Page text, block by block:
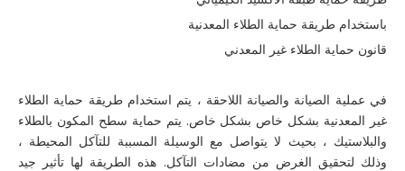
باستخدام طريقة حماية الطلاء المعدنية
قانون حماية الطلاء غير المعدني
في عملية الصيانة والصيانة اللاحقة ، يتم استخدام طريقة حماية الطلاء
غير المعدنية بشكل خاص بشكل خاص. يتم حماية سطح المكون بالطلاء
والبلاستيك ، بحيث لا يتواصل مع الوسيلة المسببة للتآكل المحيطة ،
وذلك لتحقيق الغرض من مضادات التآكل. هذه الطريقة لها تأثير جيد